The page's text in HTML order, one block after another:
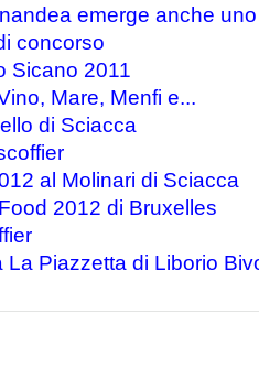
emerge anche
concorso
Sicano 2011
Mare, Menfi e...
di Sciacca
al Molinari di Sciacca
2012 di Bruxelles
La Piazzetta di Liborio